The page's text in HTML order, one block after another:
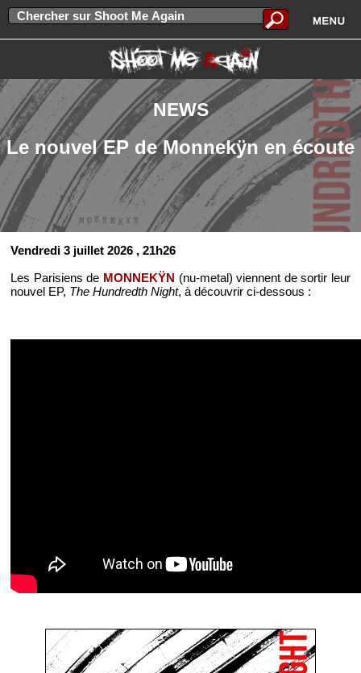
NEWS
Le nouvel EP de Monnekÿn en écoute
Vendredi 3 juillet 2026 , 21h26
Les Parisiens de MONNEKŸN (nu-metal) viennent de sortir leur
nouvel EP, The Hundredth Night, à découvrir ci-dessous :